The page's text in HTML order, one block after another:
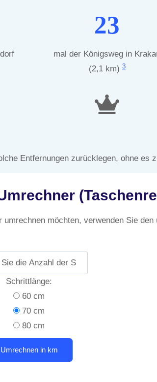
23
mal der Königsweg in
(2,1 km)3
Entfernungen zurücklegen, ohne es
möchten, verwenden Sie den
Schrittlänge:
60 cm
70 cm
80 cm